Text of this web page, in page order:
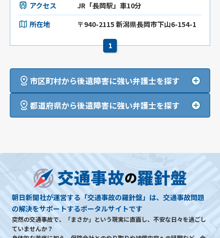
アクセス
JR「長岡駅」車10分
所在地
〒940-2115 新潟県長岡市下山6-154-1
1
市区町村から後遺障害に強い弁護士を探す
都道府県から後遺障害に強い弁護士を探す
朝日新聞社が運営する「交通事故の羅針盤」は、交通事故問題
の解決をサポートするポータルサイトです
突然の交通事故で、「まさか」という現実に直面し、不安な日々を過ごし
ていませんか？